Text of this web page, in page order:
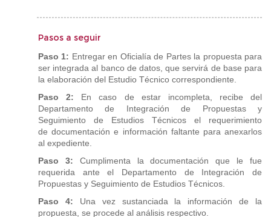
Pasos a seguir
Paso 1: Entregar en Oficialía de Partes la propuesta para
ser integrada al banco de datos, que servirá de base para
la elaboración del Estudio Técnico correspondiente.
Paso 2: En caso de estar incompleta, recibe del
Departamento de Integración de Propuestas y
Seguimiento de Estudios Técnicos el requerimiento
de documentación e información faltante para anexarlos
al expediente.
Paso 3: Cumplimenta la documentación que le fue
requerida ante el Departamento de Integración de
Propuestas y Seguimiento de Estudios Técnicos.
Paso 4: Una vez sustanciada la información de la
propuesta, se procede al análisis respectivo.